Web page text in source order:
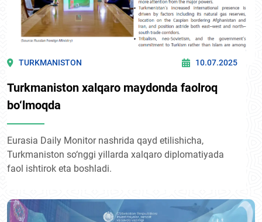
TURKMANISTON 10.07.2025
Turkmaniston xalqaro maydonda faolroq
bo‘lmoqda
Eurasia Daily Monitor nashrida qayd etilishicha,
Turkmaniston so‘nggi yillarda xalqaro diplomatiyada
faol ishtirok eta boshladi.